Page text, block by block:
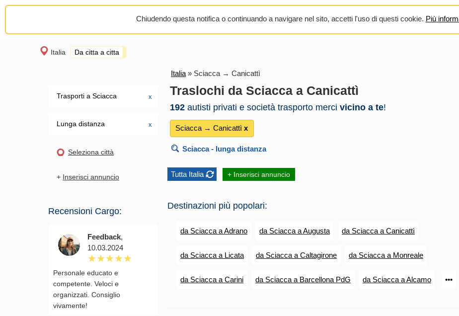
Chiudendo questa notifica o continuando a navigare nel sito, accetti l'uso di questi cookie. Più
Italia Da citta a citta
Trasporti a Sciacca х
Lunga distanza х
Seleziona città
+ Inserisci annuncio
Recensioni Cargo:
Feedback,
10.03.2024
Personale educato e
competente. Veloci e
organizzati. Consiglio
vivamente!
Italia » Sciacca → Canicattì
Traslochi da Sciacca a Canicattì
192 autisti privati e società trasporto merci vicino a te!
Sciacca → Canicattì х
Sciacca- lunga distanza
Tutta Italia + Inserisci annuncio
Destinazioni più popolari:
da Sciacca a Adrano da Sciacca a Augusta da Sciacca a Canicattì
da Sciacca a Licata da Sciacca a Caltagirone da Sciacca a Monreale
da Sciacca a Carini da Sciacca a Barcellona PdG da Sciacca a Alcamo •••